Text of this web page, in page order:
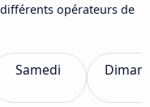
opérateurs de
Samedi